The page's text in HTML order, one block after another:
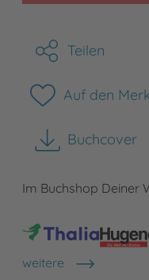
Teilen
Auf den
Buchcover
Im Buchshop Deiner
weitere
Shops anzeigen